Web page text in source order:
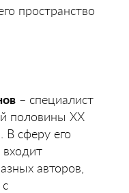
пространство
– специалист
половины ХХ
В сферу его
входит
авторов,